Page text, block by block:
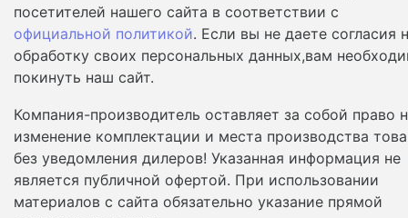
посетителей нашего сайта в соответствии с
официальной политикой. Если вы не даете согласия
обработку своих персональных данных,вам
покинуть наш сайт.
Компания-производитель оставляет за собой право
изменение комплектации и места производства
без уведомления дилеров! Указанная информация не
является публичной офертой. При использовании
материалов с сайта обязательно указание прямой